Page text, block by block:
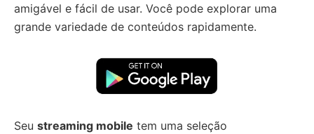
amigável e fácil de usar. Você pode explorar uma
grande variedade de conteúdos rapidamente.
Seu streaming mobile tem uma seleção